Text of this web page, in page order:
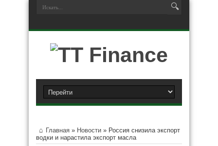
Главная » Новости » Россия снизила экспорт
водки и нарастила экспорт масла